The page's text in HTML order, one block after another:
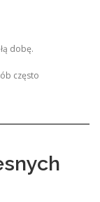
dobę.
często